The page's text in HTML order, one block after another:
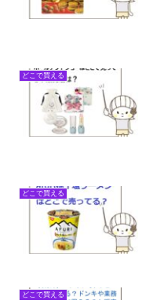
どこで買える
どこで買える
どこで買える